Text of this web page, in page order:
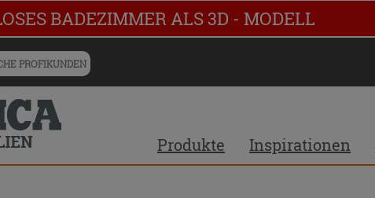
BADEZIMMER ALS 3D - MODELL
PROFIKUNDEN
Produkte Inspirationen